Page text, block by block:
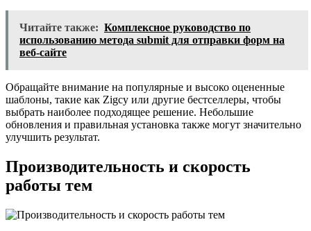
Читайте также: Комплексное руководство по
использованию метода submit для отправки форм на
веб-сайте
Обращайте внимание на популярные и высоко оцененные
шаблоны, такие как Zigcy или другие бестселлеры, чтобы
выбрать наиболее подходящее решение. Небольшие
обновления и правильная установка также могут значительно
улучшить результат.
Производительность и скорость
работы тем